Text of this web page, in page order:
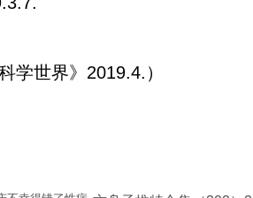
科学世界》2019.4.）